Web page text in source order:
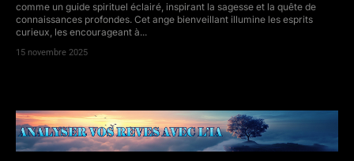
comme un guide spirituel éclairé, inspirant la sagesse et la quête de
connaissances profondes. Cet ange bienveillant illumine les esprits
curieux, les encourageant à...
15 novembre 2025